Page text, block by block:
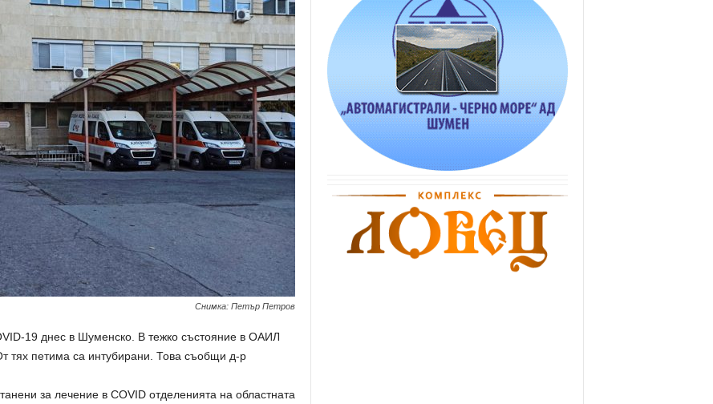
Снимка: Петър Петров
19 днес в Шуменско. В тежко състояние в ОАИЛ
петима са интубирани. Това съобщи д-р
за лечение в COVID отделенията на областната